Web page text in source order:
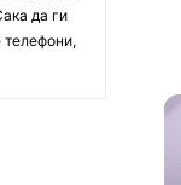
да ги
телефони,